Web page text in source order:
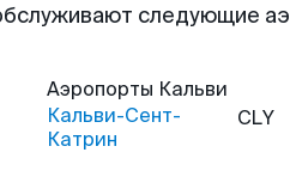
следующие
Аэропорты Кальви
Кальви-Сент-
Катрин
CLY